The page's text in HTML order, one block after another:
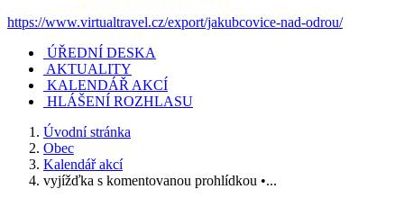
https://www.virtualtravel.cz/export/jakubcovice-nad-odrou/
ÚŘEDNÍ DESKA
AKTUALITY
KALENDÁŘ AKCÍ
HLÁŠENÍ ROZHLASU
Úvodní stránka
Obec
Kalendář akcí
vyjížďka s komentovanou prohlídkou •...